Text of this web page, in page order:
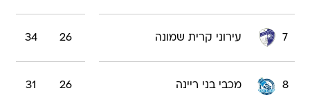
7 עירוני קרית שמונה 26
34
8 מכבי בני ריינה 26
31